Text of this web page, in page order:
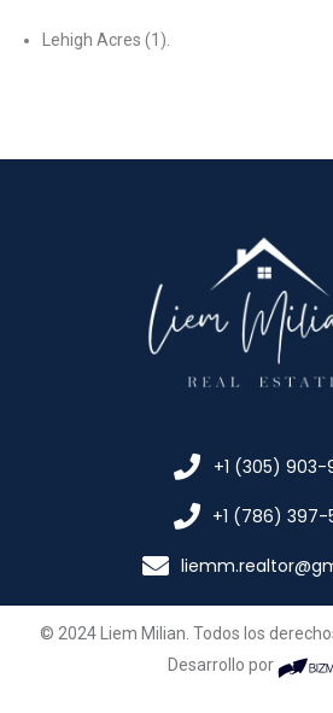
Lehigh Acres (1).
+1 (305) 903-
+1 (786) 397-
© 2024 Liem Milian. Todos los
Desarrollo por